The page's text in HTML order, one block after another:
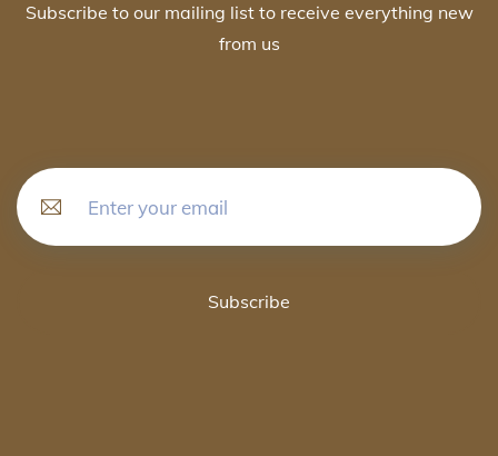
Subscribe to our mailing list to receive everything new
from us
Subscribe